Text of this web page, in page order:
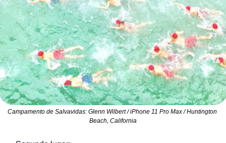
Campamento de Salvavidas: Glenn Wilbert / iPhone 11 Pro Max / Huntington
Beach, California